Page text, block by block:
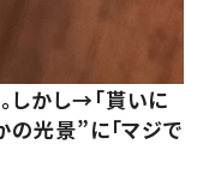
しかし→「貰いに
の光景”に「マジで